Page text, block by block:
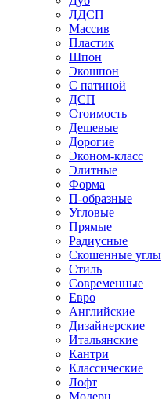
ЛДСП
Массив
Пластик
Шпон
Экошпон
С патиной
ДСП
Стоимость
Дешевые
Дорогие
Эконом-класс
Элитные
Форма
П-образные
Угловые
Прямые
Радиусные
Скошенные углы
Стиль
Современные
Евро
Английские
Дизайнерские
Итальянские
Кантри
Классические
Лофт
Модерн